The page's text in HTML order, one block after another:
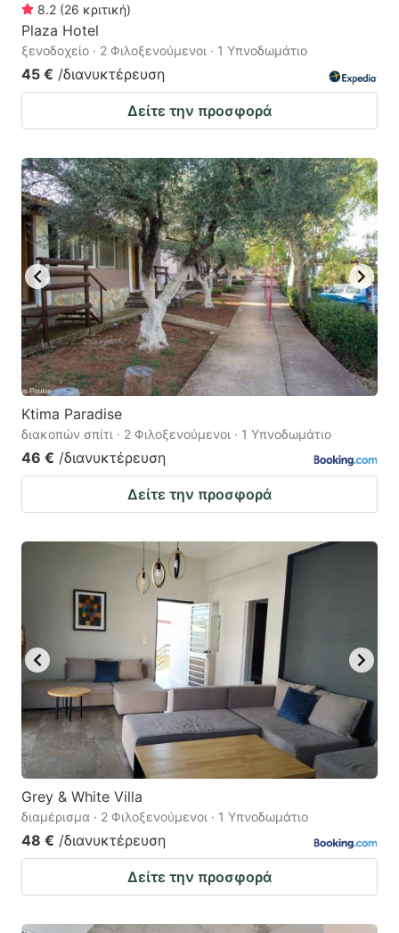
8.2 (26 κριτική)
Plaza Hotel
ξενοδοχείο · 2 Φιλοξενούμενοι · 1 Υπνοδωμάτιο
45 € /διανυκτέρευση
Δείτε την προσφορά
Ktima Paradise
διακοπών σπίτι · 2 Φιλοξενούμενοι · 1 Υπνοδωμάτιο
46 € /διανυκτέρευση
Δείτε την προσφορά
Grey & White Villa
διαμέρισμα · 2 Φιλοξενούμενοι · 1 Υπνοδωμάτιο
48 € /διανυκτέρευση
Δείτε την προσφορά